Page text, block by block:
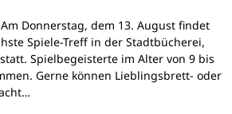
Donnerstag, dem 13. August findet
Spiele-Treff in der Stadtbücherei,
Spielbegeisterte im Alter von 9 bis
Gerne können Lieblingsbrett- oder